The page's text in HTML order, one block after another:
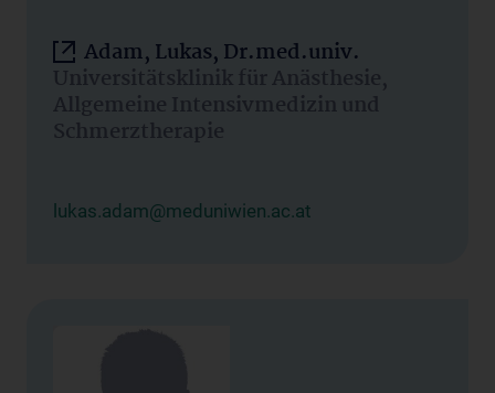
Adam, Lukas, Dr.med.univ.
Universitätsklinik für Anästhesie,
Allgemeine Intensivmedizin und
Schmerztherapie
lukas.adam@meduniwien.ac.at